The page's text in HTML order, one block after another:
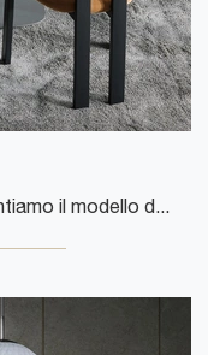
Se vuoi tavoli fissi design, ti presentiamo il modello da pranzo in ceramica Sipario dell'azienda Tonin Casa.